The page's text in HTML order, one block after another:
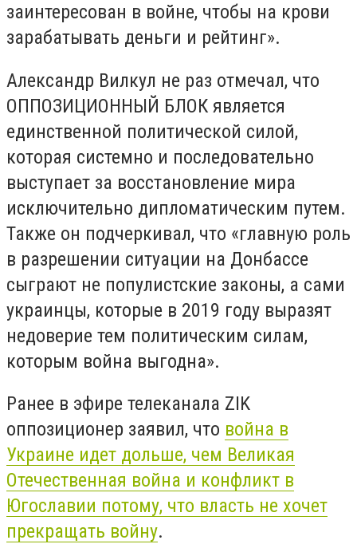
заинтересован в войне, чтобы на крови
зарабатывать деньги и рейтинг».
Александр Вилкул не раз отмечал, что
ОППОЗИЦИОННЫЙ БЛОК является
единственной политической силой,
которая системно и последовательно
выступает за восстановление мира
исключительно дипломатическим путем.
Также он подчеркивал, что «главную роль
в разрешении ситуации на Донбассе
сыграют не популистские законы, а сами
украинцы, которые в 2019 году выразят
недоверие тем политическим силам,
которым война выгодна».
Ранее в эфире телеканала ZIK
оппозиционер заявил, что война в
Украине идет дольше, чем Великая
Отечественная война и конфликт в
Югославии потому, что власть не хочет
прекращать войну.